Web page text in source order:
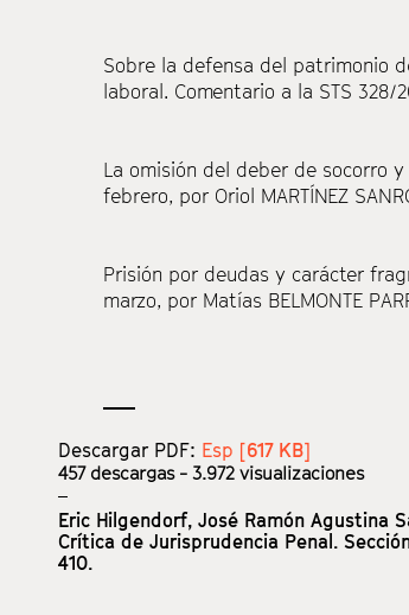
Sobre la defensa del patrimonio
laboral. Comentario a la STS 328/
La omisión del deber de socorro y
febrero, por Oriol MARTÍNEZ
Prisión por deudas y carácter
marzo, por Matías BELMONTE
Descargar PDF: Esp [617 KB]
457descargas - 3.972 visualizaciones
Eric Hilgendorf, José Ramón Agustina
Crítica de Jurisprudencia Penal.
410.